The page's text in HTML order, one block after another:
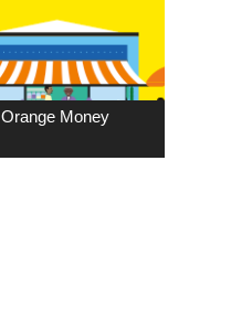
Orange Money